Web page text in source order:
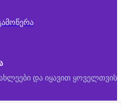
და იყავით ყოველთვის